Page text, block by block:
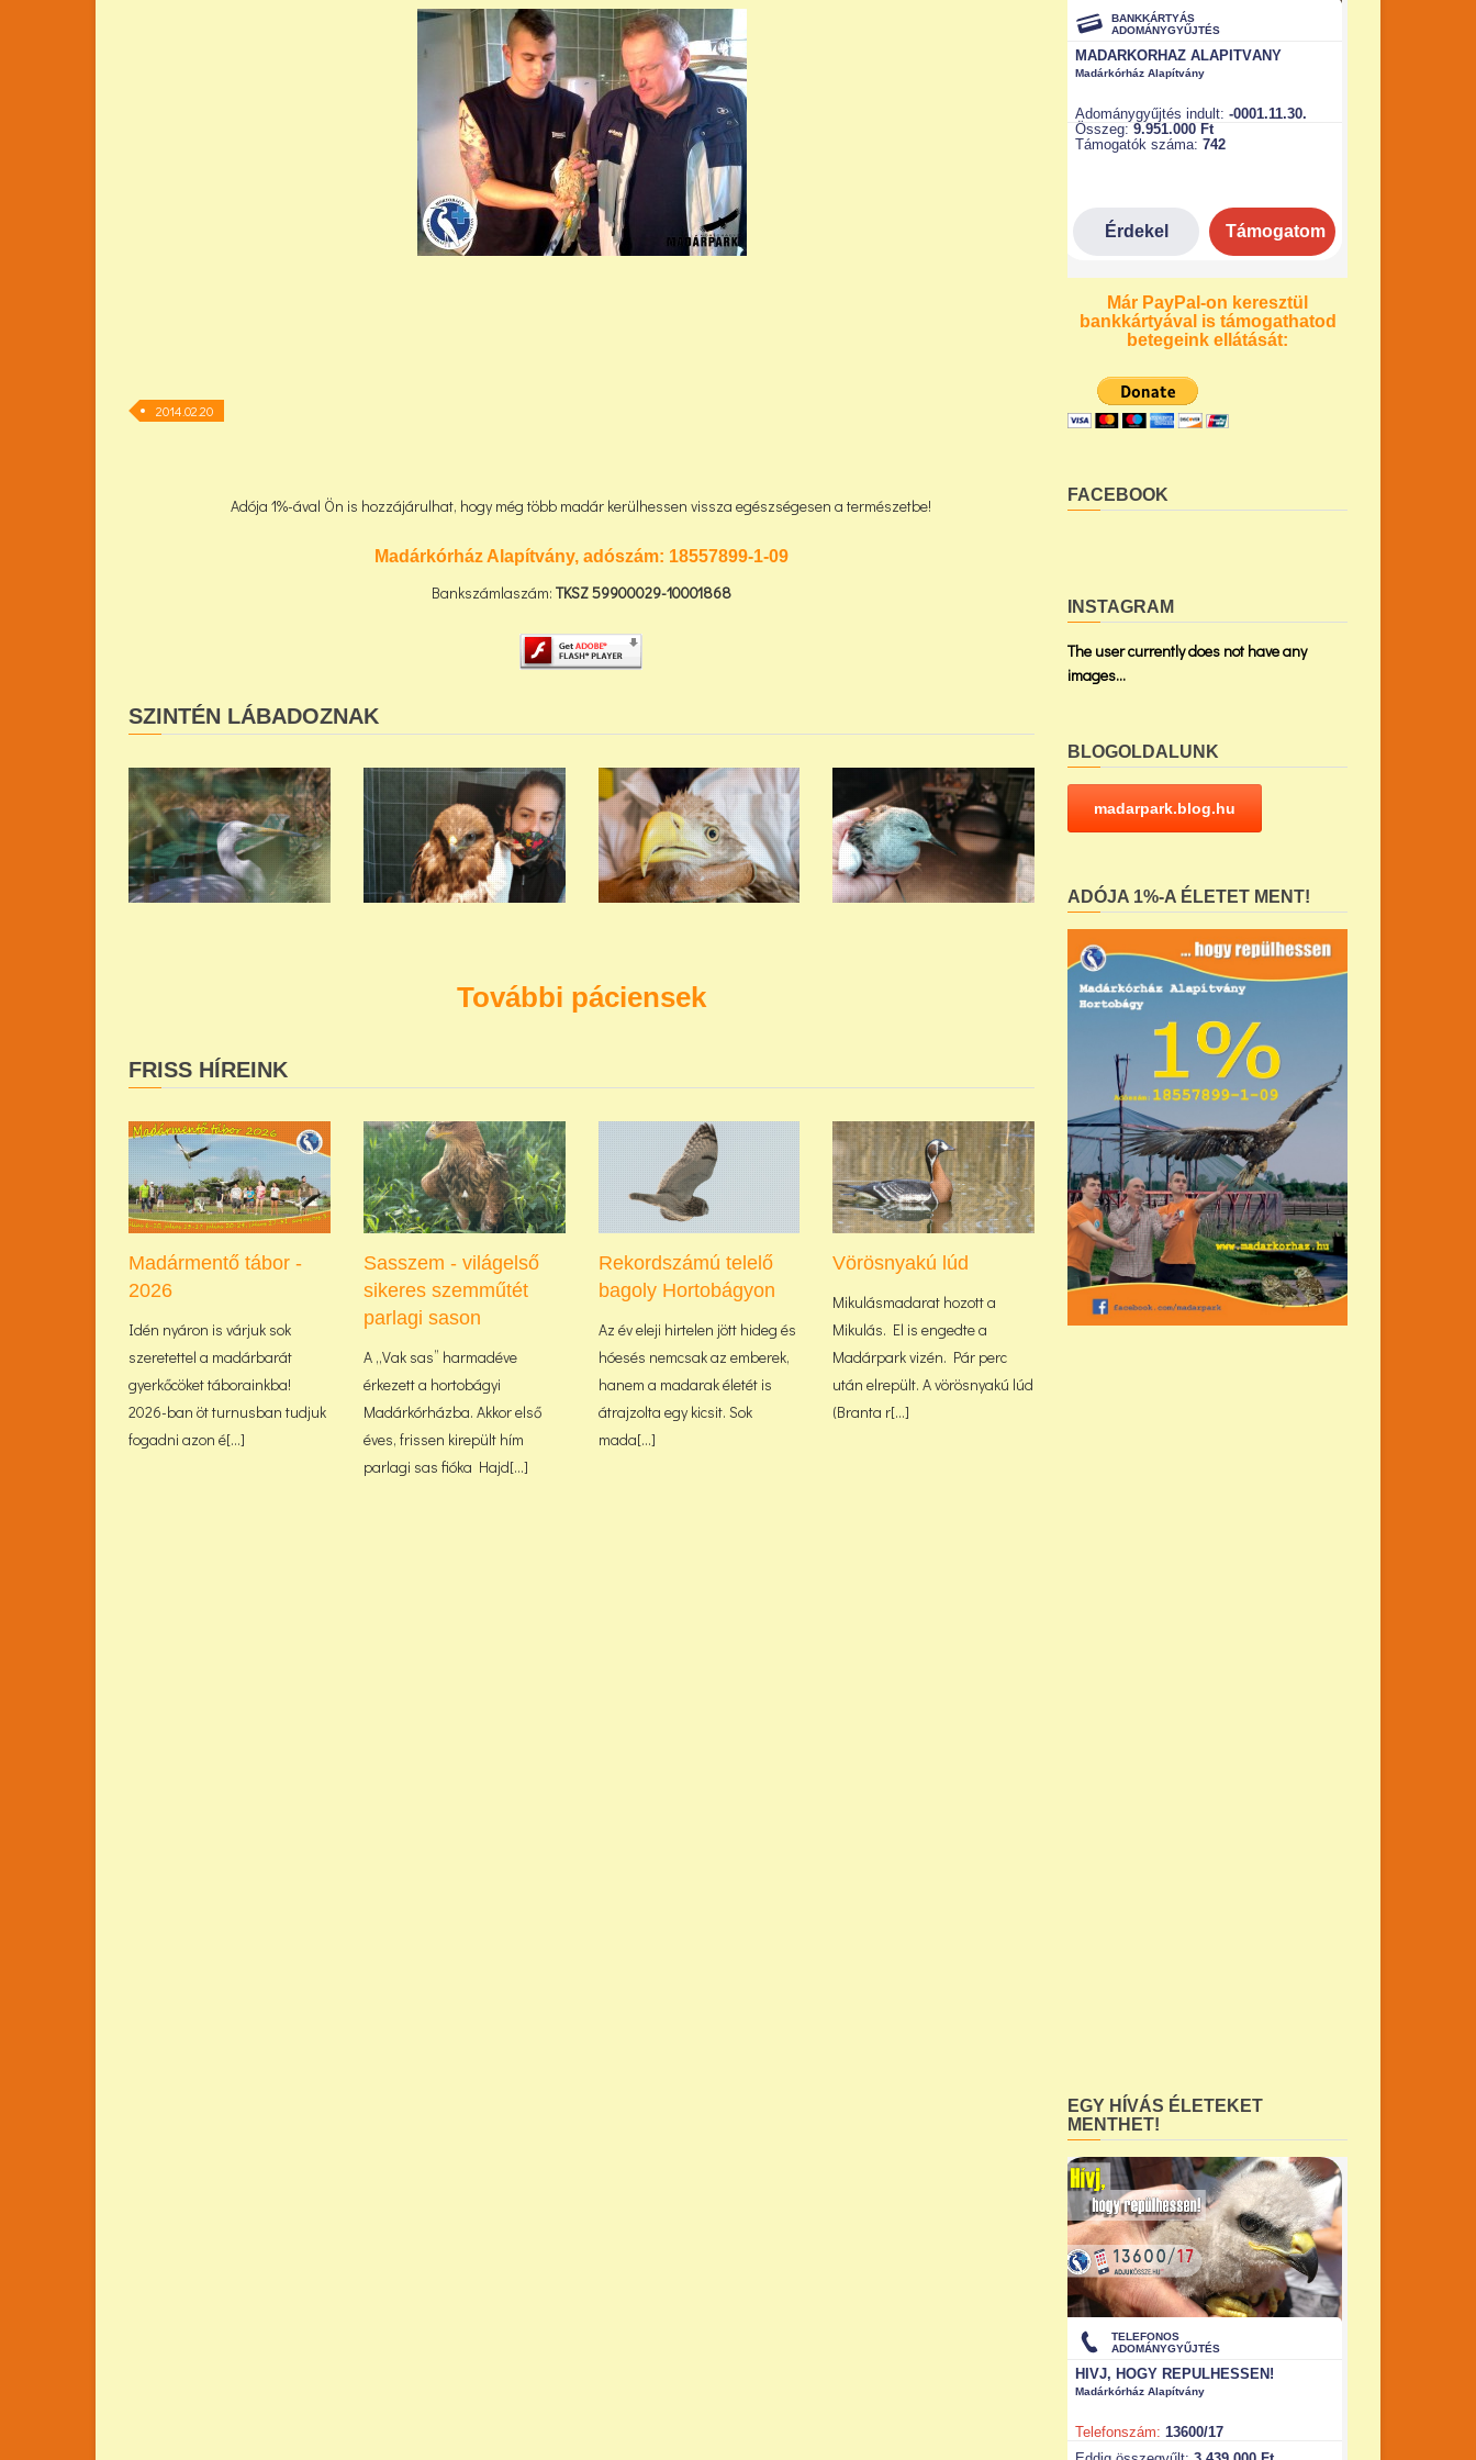
2014.02.20
Adója 1%-ával Ön is hozzájárulhat, hogy még több madár kerülhessen vissza egészségesen a természetbe!
Madárkórház Alapítvány, adószám: 18557899-1-09
Bankszámlaszám: TKSZ59900029-10001868
SZINTÉN LÁBADOZNAK
További páciensek
FRISS HÍREINK
Madármentő tábor -
2026
Idén nyáron is várjuk sok
szeretettel a madárbarát
gyerkőcöket táborainkba!
2026-ban öt turnusban tudjuk
fogadni azon é[...]
Sasszem - világelső
sikeres szemműtét
parlagi sason
A „Vak sas” harmadéve
érkezett a hortobágyi
Madárkórházba. Akkor első
éves, frissen kirepült hím
parlagi sas fióka Hajd[...]
Rekordszámú telelő
bagoly Hortobágyon
Az év eleji hirtelen jött hideg és
hóesés nemcsak az emberek,
hanem a madarak életét is
átrajzolta egy kicsit. Sok
mada[...]
Vörösnyakú lúd
Mikulásmadarat hozott a
Mikulás. El is engedte a
Madárpark vizén. Pár perc
után elrepült. A vörösnyakú lúd
(Branta r[...]
Már PayPal-on keresztül
bankkártyával is támogathatod
betegeink ellátását:
FACEBOOK
INSTAGRAM
The user currently does not have any
images...
BLOGOLDALUNK
madarpark.blog.hu
ADÓJA 1%-A ÉLETET MENT!
EGY HÍVÁS ÉLETEKET
MENTHET!